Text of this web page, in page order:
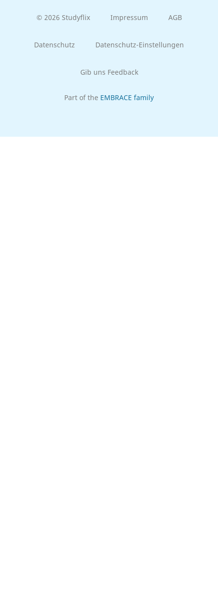
© 2026 Studyflix Impressum AGB
Datenschutz Datenschutz-Einstellungen
Gib uns Feedback
Part of the EMBRACE family